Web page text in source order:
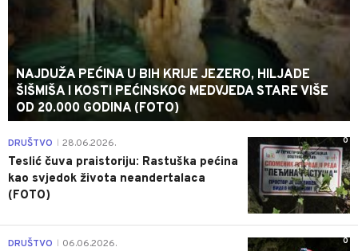
NAJDUŽA PEĆINA U BIH KRIJE JEZERO, HILJADE
ŠIŠMIŠA I KOSTI PEĆINSKOG MEDVJEDA STARE VIŠE
OD 20.000 GODINA (FOTO)
0
DRUŠTVO 28.06.2026.
Teslić čuva praistoriju: Rastuška pećina
kao svjedok života neandertalaca
(FOTO)
0
DRUŠTVO 06.06.2026.